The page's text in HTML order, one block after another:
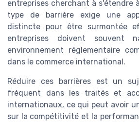
entreprises cherchant à s'étendre
type de barrière exige une
distincte pour être surmontée
entreprises doivent souvent
environnement réglementaire
dans le commerce international.
Réduire ces barrières est un
fréquent dans les traités et
internationaux, ce qui peut avoir
sur la compétitivité et la